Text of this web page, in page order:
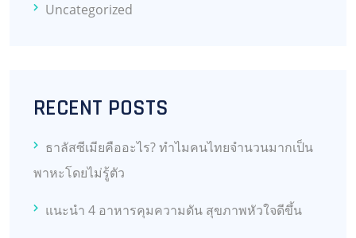
Uncategorized
RECENT POSTS
ธาลัสซีเมียคืออะไร? ทำไมคนไทยจำนวนมากเป็น
พาหะโดยไม่รู้ตัว
แนะนำ 4 อาหารคุมความดัน สุขภาพหัวใจดีขึ้น